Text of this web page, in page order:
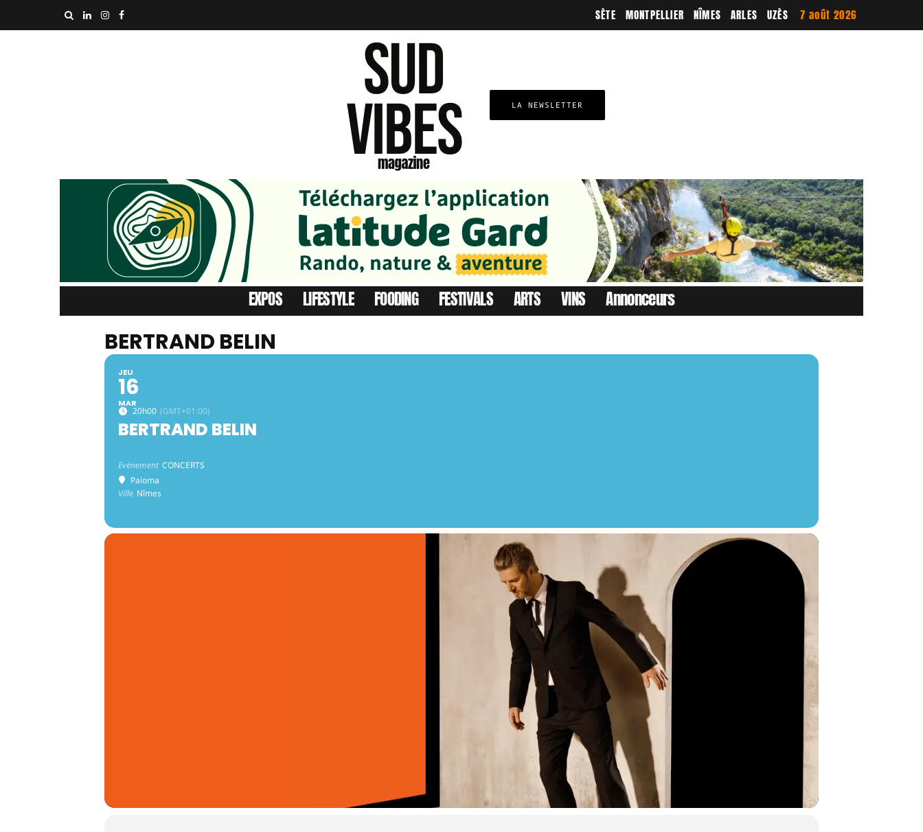
7 août 2026
UZÈS
ARLES
NÎMES
MONTPELLIER
SÈTE
LA NEWSLETTER
EXPOS LIFESTYLE FOODING FESTIVALS ARTS VINS Annonceurs
BERTRAND BELIN
JEU
16
MAR
20h00 (GMT+01:00)
BERTRAND BELIN
Evénement CONCERTS
Paloma
Ville Nîmes